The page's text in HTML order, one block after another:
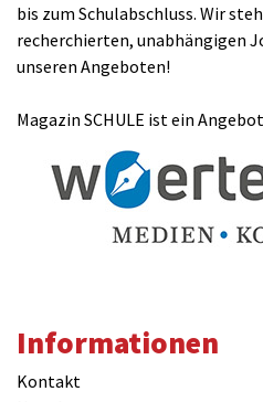
bis zum Schulabschluss. Wir
recherchierten, unabhängigen
unseren Angeboten!
Magazin SCHULE ist ein
Informationen
Kontakt